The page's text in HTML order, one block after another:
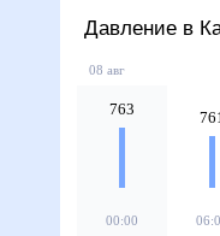
Давление в
08 авг
763
00:00